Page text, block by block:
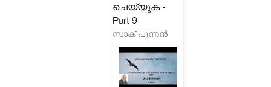
ചെയ്യുക -
Part 9
സാക് പുന്നൻ